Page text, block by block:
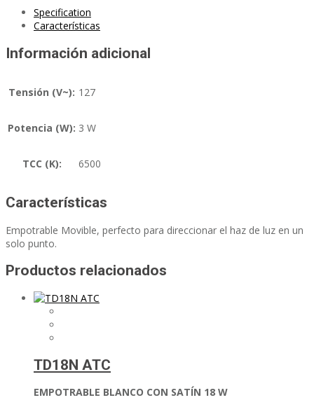
Specification
Características
Información adicional
Tensión (V~): 127
Potencia (W): 3 W
TCC (K): 6500
Características
Empotrable Movible, perfecto para direccionar el haz de luz en un
solo punto.
Productos relacionados
TD18N ATC
EMPOTRABLE BLANCO CON SATÍN 18 W